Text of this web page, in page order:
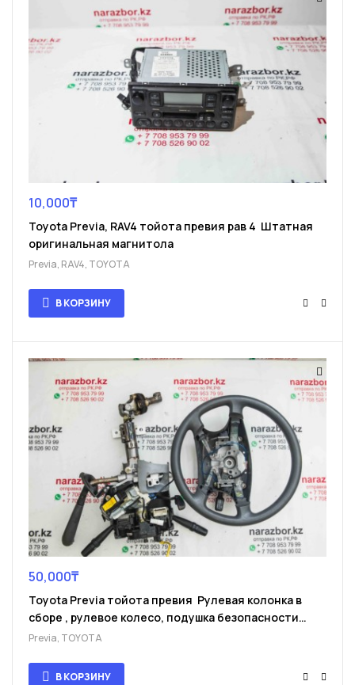
10,000₸
Toyota Previa, RAV4 тойота превия рав 4 Штатная
оригинальная магнитола
Previa, RAV4, TOYOTA
В КОРЗИНУ
50,000₸
Toyota Previa тойота превия Рулевая колонка в
сборе , рулевое колесо, подушка безопасности
(безопасность) AIRBAG SRS
Previa, TOYOTA
В КОРЗИНУ